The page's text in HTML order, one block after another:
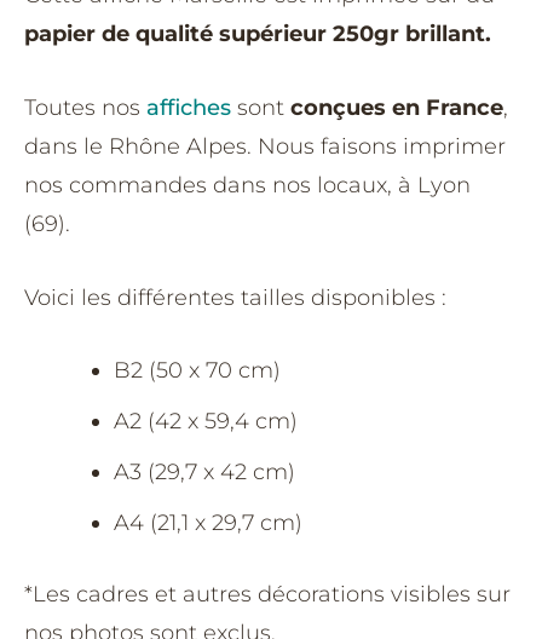
papier de qualité supérieur 250gr brillant.
Toutes nos affiches sont conçues en France,
dans le Rhône Alpes. Nous faisons imprimer
nos commandes dans nos locaux, à Lyon
(69).
Voici les différentes tailles disponibles :
B2 (50 x 70 cm)
A2 (42 x 59,4 cm)
A3 (29,7 x 42 cm)
A4 (21,1 x 29,7 cm)
*Les cadres et autres décorations visibles sur
nos photos sont exclus.